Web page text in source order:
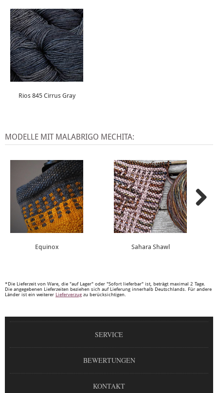
Rios 845 Cirrus Gray
MODELLE MIT MALABRIGO MECHITA:
Equinox Sahara Shawl
*Die Lieferzeit von Ware, die "auf Lager" oder "Sofort lieferbar" ist, beträgt maximal 2 Tage.
Die angegebenen Lieferzeiten beziehen sich auf Lieferung innerhalb Deutschlands. Für andere
Länder ist ein weiterer Lieferverzug zu berücksichtigen.
SERVICE
BEWERTUNGEN
KONTAKT